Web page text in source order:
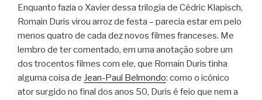
Enquanto fazia o Xavier dessa trilogia de Cédric Klapisch,
Romain Duris virou arroz de festa – parecia estar em pelo
menos quatro de cada dez novos filmes franceses. Me
lembro de ter comentado, em uma anotação sobre um
dos trocentos filmes com ele, que Romain Duris tinha
alguma coisa de Jean-Paul Belmondo: como o icônico
ator surgido no final dos anos 50, Duris é feio que nem a